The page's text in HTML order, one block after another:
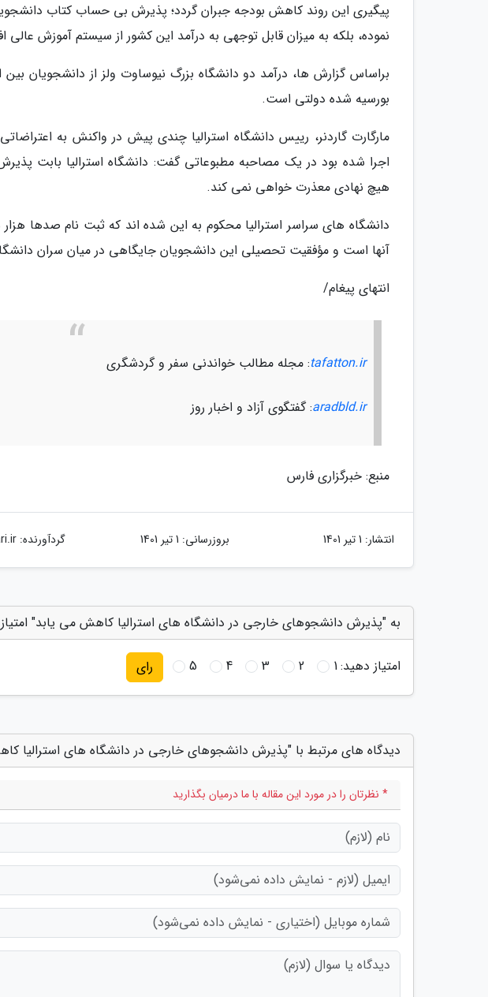
پیگیری این روند کاهش بودجه جبران گردد؛ پذیرش بی حساب کتاب
نموده، بلکه به میزان قابل توجهی به درآمد این کشور از سیستم آموزش عالی
براساس گزارش ها، درآمد دو دانشگاه بزرگ نیوساوت ولز از دانشجویان
بورسیه شده دولتی است.
مارگارت گاردنر، رییس دانشگاه استرالیا چندی پیش در واکنش به
اجرا شده بود در یک مصاحبه مطبوعاتی گفت: دانشگاه استرالیا بابت
هیچ نهادی معذرت خواهی نمی کند.
دانشگاه های سراسر استرالیا محکوم به این شده اند که ثبت نام صدها
آنها است و مؤفقیت تحصیلی این دانشجویان جایگاهی در میان سران دانشگاه
انتهای پیغام/
tafatton.ir: مجله مطالب خواندنی سفر و گردشگری
aradbld.ir: گفتگوی آزاد و اخبار روز
منبع: خبرگزاری فارس
انتشار: 1 تیر 1401 بروزرسانی: 1 تیر 1401 گردآورنده:
به "پذیرش دانشجوهای خارجی در دانشگاه های استرالیا کاهش می یابد"
امتیاز دهید:1
2
3
4
5 رای
دیدگاه های مرتبط با "پذیرش دانشجوهای خارجی در دانشگاه های استرالیا
* نظرتان را در مورد این مقاله با ما درمیان بگذارید